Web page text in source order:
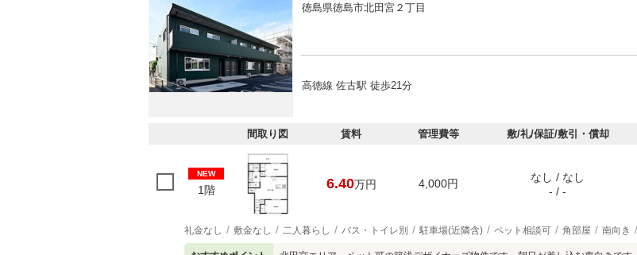
徳島県徳島市北田宮２丁目
高徳線 佐古駅 徒歩21分
間取り図 賃料 管理費等 敷/礼/保証/敷引・償却
NEW
1階 6.40万円 4,000円
なし / なし
- / -
礼金なし 敷金なし 二人暮らし バス・トイレ別 駐車場(近隣含) ペット相談可 角部屋 南向き